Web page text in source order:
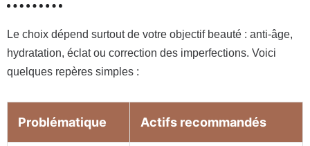
Le choix dépend surtout de votre objectif beauté : anti-âge,
hydratation, éclat ou correction des imperfections. Voici
quelques repères simples :
Problématique Actifs recommandés